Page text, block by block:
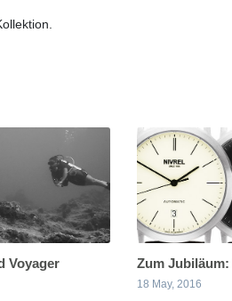
Voyager Zum Jubiläum:
18 May, 2016